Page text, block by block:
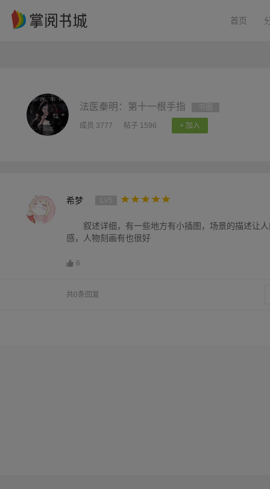
首页
法医秦明：第十一根手指
成员 3777 帖子 1596 + 加入
希梦
叙述详细，有一些地方有小插图，场景的描述让
感，人物刻画有也很好
6
共0条回复